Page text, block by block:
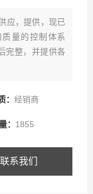
应，提供，现已
量的控制体系
完整，并提供各
： 经销商
： 1855
联系我们